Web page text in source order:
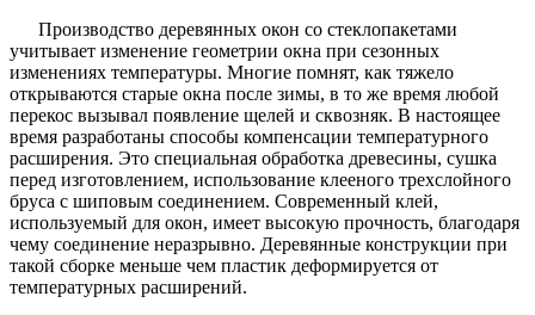
Производство деревянных окон со стеклопакетами
учитывает изменение геометрии окна при сезонных
изменениях температуры. Многие помнят, как тяжело
открываются старые окна после зимы, в то же время любой
перекос вызывал появление щелей и сквозняк. В настоящее
время разработаны способы компенсации температурного
расширения. Это специальная обработка древесины, сушка
перед изготовлением, использование клееного трехслойного
бруса с шиповым соединением. Современный клей,
используемый для окон, имеет высокую прочность, благодаря
чему соединение неразрывно. Деревянные конструкции при
такой сборке меньше чем пластик деформируется от
температурных расширений.